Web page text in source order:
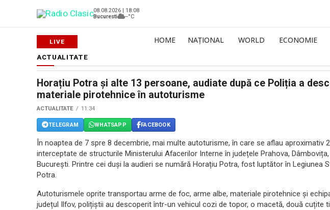
08.08.2026 | 18:08
Bucuresti
--°C
HOME NAȚIONAL WORLD ECONOMIE
ACTUALITATE
Horațiu Potra și alte 13 persoane, audiate după ce Poliția a
materiale pirotehnice în autoturisme
ACTUALITATE 11:34
TELEGRAM WHATSAPP FACEBOOK
În noaptea de 7 spre 8 decembrie, mai multe autoturisme, în care se aflau aproximativ
interceptate de structurile Ministerului Afacerilor Interne în județele Prahova,
București. Printre cei duși la audieri se numără Horațiu Potra, fost luptător în Legiunea
Potra.
Autoturismele oprite transportau arme de foc, arme albe, materiale pirotehnice și
județul Ilfov, polițiștii au descoperit într-un vehicul cozi de topor, o macetă, două cuțite